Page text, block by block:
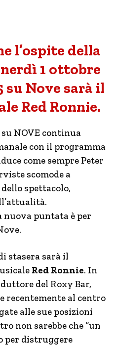
l’ospite della
1 ottobre
su Nove sarà il
Red Ronnie.
NOVE continua
con il programma
come sempre Peter
scomode a
spettacolo,
nuova puntata è per
stasera sarà il
Red Ronnie. In
del Roxy Bar,
recentemente al centro
alle sue posizioni
non sarebbe che “un
per distruggere